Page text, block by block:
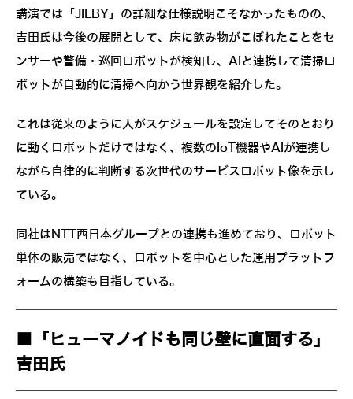
講演では「JILBY」の詳細な仕様説明こそなかったものの、
吉田氏は今後の展開として、床に飲み物がこぼれたことをセ
ンサーや警備・巡回ロボットが検知し、AIと連携して清掃ロ
ボットが自動的に清掃へ向かう世界観を紹介した。
これは従来のように人がスケジュールを設定してそのとおり
に動くロボットだけではなく、複数のIoT機器やAIが連携し
ながら自律的に判断する次世代のサービスロボット像を示し
ている。
同社はNTT西日本グループとの連携も進めており、ロボット
単体の販売ではなく、ロボットを中心とした運用プラットフ
ォームの構築も目指している。
■「ヒューマノイドも同じ壁に直面する」
吉田氏